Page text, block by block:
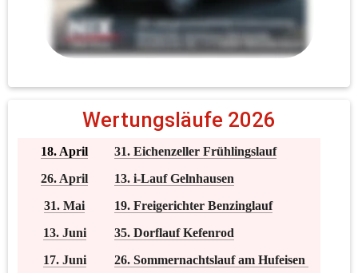
Wertungsläufe 2026
18. April
31. Eichenzeller Frühlingslauf
26. April
13. i-Lauf Gelnhausen
31. Mai
19. Freigerichter Benzinglauf
13. Juni
35. Dorflauf Kefenrod
17. Juni
26. Sommernachtslauf am Hufeisen